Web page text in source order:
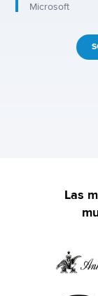
Microsoft
Las